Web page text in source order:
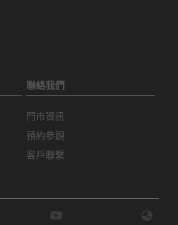
聯絡我們
門市資訊
預約參觀
客戶聯繫